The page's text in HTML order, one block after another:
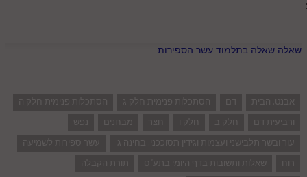
שאלה שאלה בתלמוד עשר הספירות
אבנט. הבית דם הסתכלות פנימית חלק ג
הסתכלות פנימית חלק ה
ורביעית דם
חלק ב חלק ו חצר מבחנים
נפש
עור ובשר תלבישני ועצמות וגידין תסוככני. בחינה ג'
עשר ספירות לשמיעה
רוח
שאלות ותשובות בדף היומי בתע"ס
תורת הקבלה